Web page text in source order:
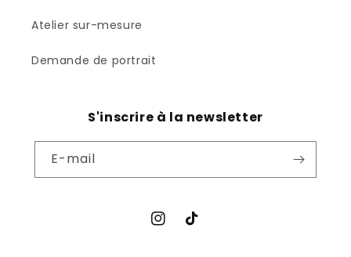
Atelier sur-mesure
Demande de portrait
S'inscrire à la newsletter
E-mail
Instagram
TikTok